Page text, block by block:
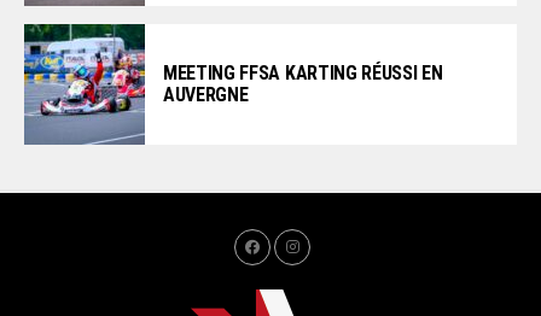
MEETING FFSA KARTING RÉUSSI EN
AUVERGNE